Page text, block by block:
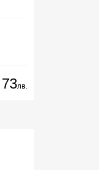
73лв.